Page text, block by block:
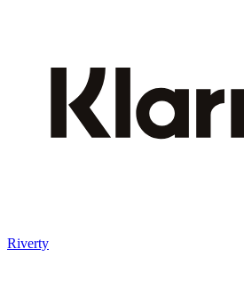
Riverty